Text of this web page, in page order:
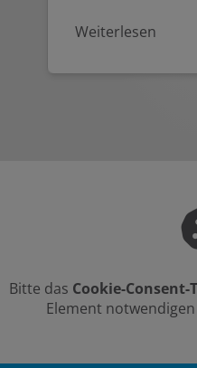
Weiterlesen
Bitte das Cookie-Consent-
Element